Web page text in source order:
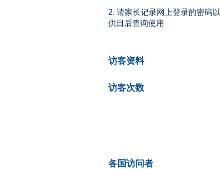
2. 请家长记录网上登录的密码以
供日后查询使用
访客资料
访客次数
各国访问者